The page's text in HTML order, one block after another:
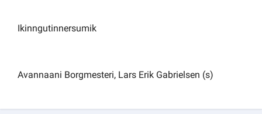
Ikinngutinnersumik
Avannaani Borgmesteri, Lars Erik Gabrielsen (s)